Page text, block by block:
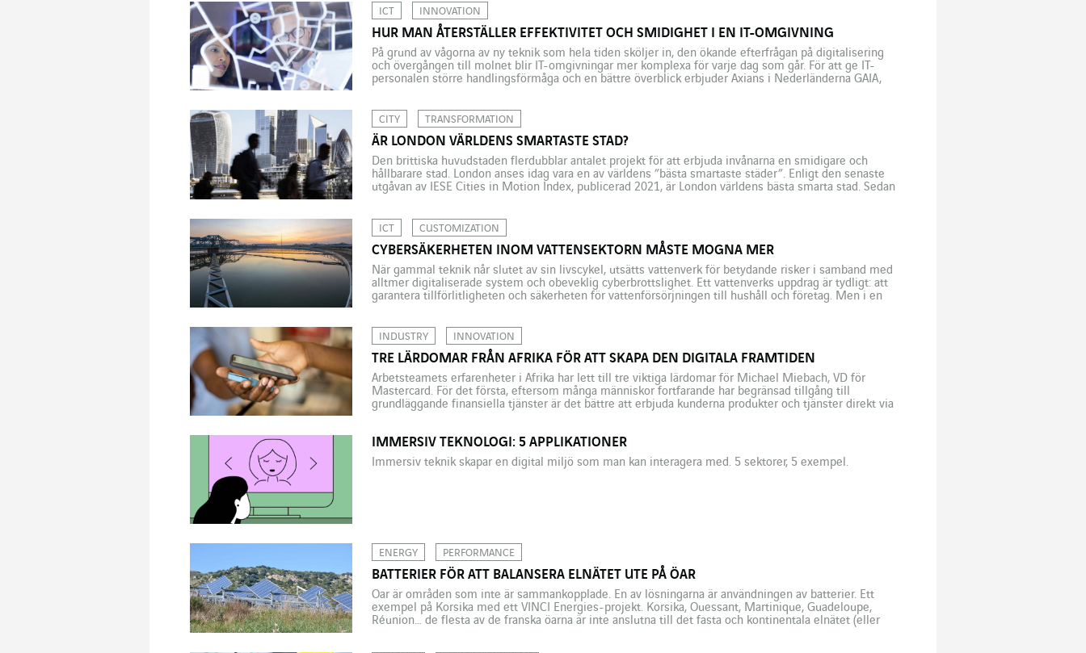
ICT INNOVATION
HUR MAN ÅTERSTÄLLER EFFEKTIVITET OCH SMIDIGHET I EN IT-OMGIVNING
På grund av vågorna av ny teknik som hela tiden sköljer in, den ökande efterfrågan på digitalisering
och övergången till molnet blir IT-omgivningar mer komplexa för varje dag som går. För att ge IT-
personalen större handlingsförmåga och en bättre överblick erbjuder Axians i Nederländerna GAIA,
CITY TRANSFORMATION
ÄR LONDON VÄRLDENS SMARTASTE STAD?
Den brittiska huvudstaden flerdubblar antalet projekt för att erbjuda invånarna en smidigare och
hållbarare stad. London anses idag vara en av världens ”bästa smartaste städer”. Enligt den senaste
utgåvan av IESE Cities in Motion Index, publicerad 2021, är London världens bästa smarta stad. Sedan
ICT CUSTOMIZATION
CYBERSÄKERHETEN INOM VATTENSEKTORN MÅSTE MOGNA MER
När gammal teknik når slutet av sin livscykel, utsätts vattenverk för betydande risker i samband med
alltmer digitaliserade system och obeveklig cyberbrottslighet. Ett vattenverks uppdrag är tydligt: att
garantera tillförlitligheten och säkerheten för vattenförsörjningen till hushåll och företag. Men i en
INDUSTRY INNOVATION
TRE LÄRDOMAR FRÅN AFRIKA FÖR ATT SKAPA DEN DIGITALA FRAMTIDEN
Arbetsteamets erfarenheter i Afrika har lett till tre viktiga lärdomar för Michael Miebach, VD för
Mastercard. För det första, eftersom många människor fortfarande har begränsad tillgång till
grundläggande finansiella tjänster är det bättre att erbjuda kunderna produkter och tjänster direkt via
IMMERSIV TEKNOLOGI: 5 APPLIKATIONER
Immersiv teknik skapar en digital miljö som man kan interagera med. 5 sektorer, 5 exempel.
ENERGY PERFORMANCE
BATTERIER FÖR ATT BALANSERA ELNÄTET UTE PÅ ÖAR
Öar är områden som inte är sammankopplade. En av lösningarna är användningen av batterier. Ett
exempel på Korsika med ett VINCI Energies-projekt. Korsika, Ouessant, Martinique, Guadeloupe,
Réunion… de flesta av de franska öarna är inte anslutna till det fasta och kontinentala elnätet (eller